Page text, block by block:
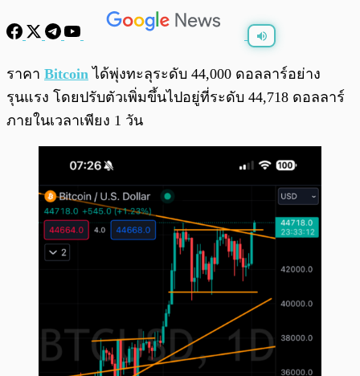
พร้อมเล่น 0:00 /
ราคา Bitcoin ได้พุ่งทะลุระดับ 44,000 ดอลลาร์อย่าง
รุนแรง โดยปรับตัวเพิ่มขึ้นไปอยู่ที่ระดับ 44,718 ดอลลาร์
ภายในเวลาเพียง 1 วัน